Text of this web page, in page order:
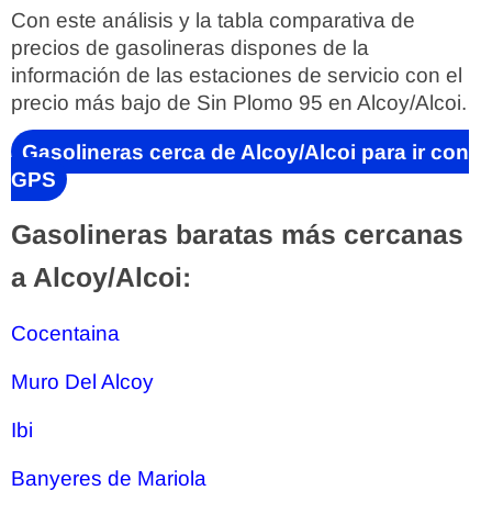
Con este análisis y la tabla comparativa de
precios de gasolineras dispones de la
información de las estaciones de servicio con el
precio más bajo de Sin Plomo 95 en Alcoy/Alcoi.
Gasolineras cerca de Alcoy/Alcoi para ir con
GPS
Gasolineras baratas más cercanas
a Alcoy/Alcoi:
Cocentaina
Muro Del Alcoy
Ibi
Banyeres de Mariola